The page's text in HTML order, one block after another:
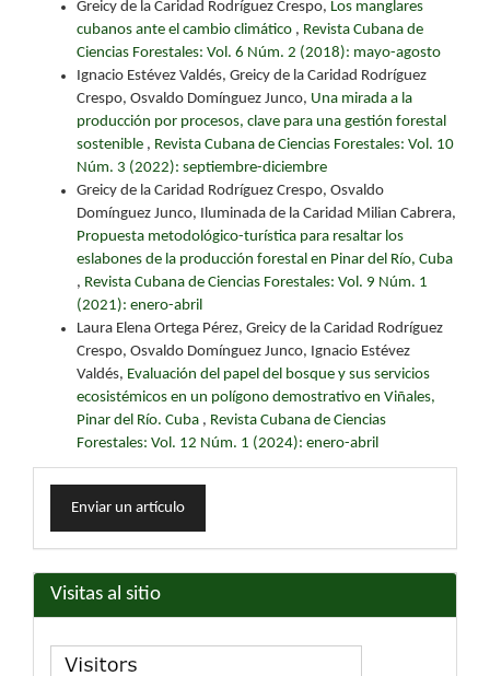
Greicy de la Caridad Rodríguez Crespo, Los manglares
cubanos ante el cambio climático , Revista Cubana de
Ciencias Forestales: Vol. 6 Núm. 2 (2018): mayo-agosto
Ignacio Estévez Valdés, Greicy de la Caridad Rodríguez
Crespo, Osvaldo Domínguez Junco, Una mirada a la
producción por procesos, clave para una gestión forestal
sostenible , Revista Cubana de Ciencias Forestales: Vol. 10
Núm. 3 (2022): septiembre-diciembre
Greicy de la Caridad Rodríguez Crespo, Osvaldo
Domínguez Junco, Iluminada de la Caridad Milian Cabrera,
Propuesta metodológico-turística para resaltar los
eslabones de la producción forestal en Pinar del Río, Cuba
, Revista Cubana de Ciencias Forestales: Vol. 9 Núm. 1
(2021): enero-abril
Laura Elena Ortega Pérez, Greicy de la Caridad Rodríguez
Crespo, Osvaldo Domínguez Junco, Ignacio Estévez
Valdés, Evaluación del papel del bosque y sus servicios
ecosistémicos en un polígono demostrativo en Viñales,
Pinar del Río. Cuba , Revista Cubana de Ciencias
Forestales: Vol. 12 Núm. 1 (2024): enero-abril
Enviar
un Enviar un artículo
Visitas al sitio